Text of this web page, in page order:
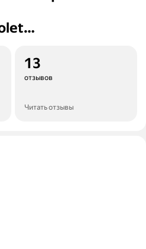
13
отзывов
Читать отзывы